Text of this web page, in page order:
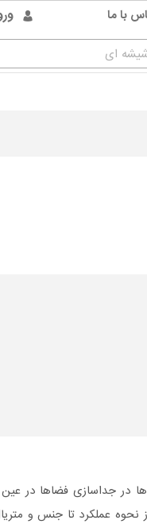
با ما
ها در جداسازی فضاها در
عملکرد تا جنس و